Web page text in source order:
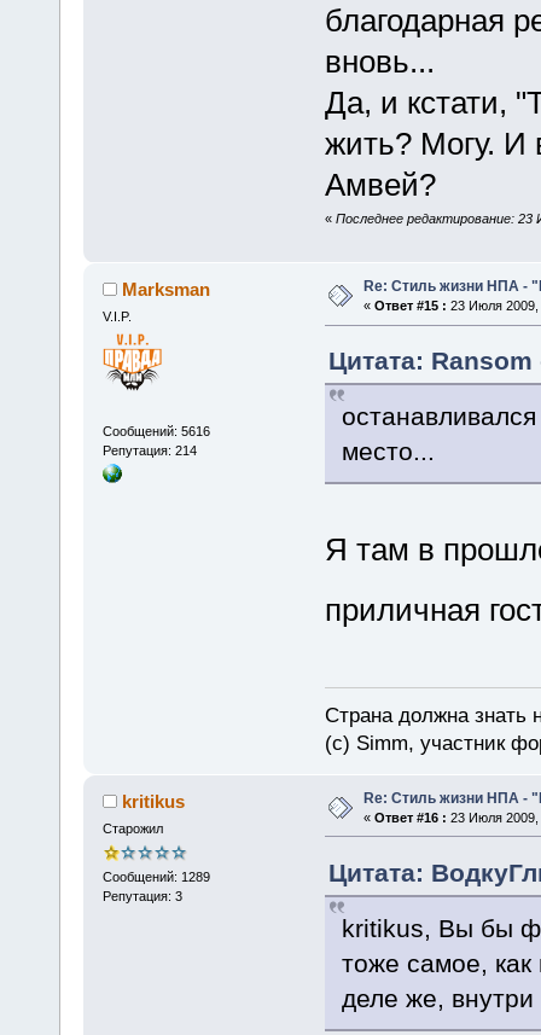
благодарная
вновь...
Да, и кстати,
жить? Могу. И
Амвей?
« Последнее редактирование:
Marksman
V.I.P.
Сообщений: 5616
Репутация: 214
Re: Стиль жизни НПА -
« Ответ #15 : 23 Июля 2009,
Цитата:
место...
Я там в
приличная
Страна должна знать
(c) Simm, участник
kritikus
Старожил
Сообщений: 1289
Репутация: 3
Re: Стиль жизни НПА -
« Ответ #16 : 23 Июля 2009,
Цитата:
kritikus, Вы бы
тоже самое, как
деле же, внутри